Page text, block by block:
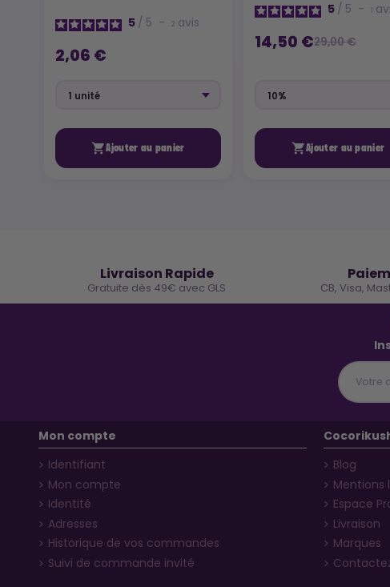
5 / 5 - 2 avis
2,06 €
Ajouter au panier
5 / 5 - 1
14,50 €29,00 €
Ajouter au panier
Livraison Rapide
Gratuite dès 49€ avec GLS CB, Visa,
Mon compte
Identifiant
Mon compte
Identité
Adresses
Historique de vos commandes
Suivi de commande invité
Blog
Mentions
Espace
Livraison
Marques